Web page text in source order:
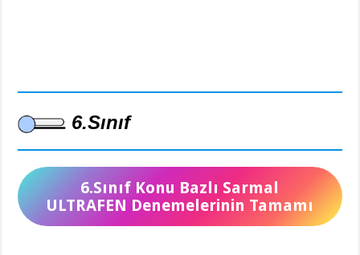
6.Sınıf
6.Sınıf Konu Bazlı Sarmal
ULTRAFEN Denemelerinin Tamamı